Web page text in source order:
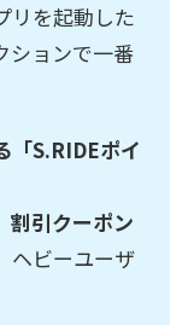
リを起動した
ションで一番
S.RIDEポイ
割引クーポン
ヘビーユーザ